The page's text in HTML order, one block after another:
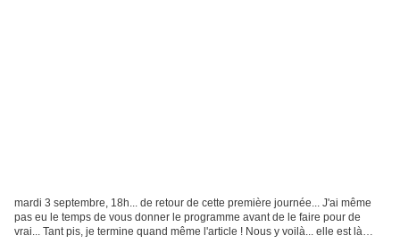
mardi 3 septembre, 18h... de retour de cette première journée... J'ai même
pas eu le temps de vous donner le programme avant de le faire pour de
vrai... Tant pis, je termine quand même l'article ! Nous y voilà... elle est là